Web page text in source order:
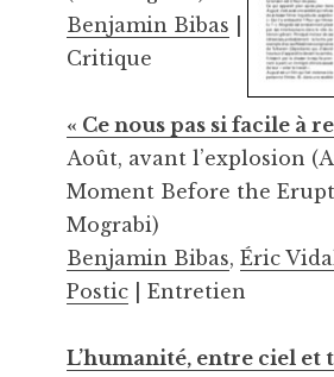
Benjamin Bibas
Critique
« Ce nous pas si facile à
Août, avant l’explosion
Moment Before the
Mograbi)
Benjamin Bibas, Éric
Postic | Entretien
L’humanité, entre ciel et